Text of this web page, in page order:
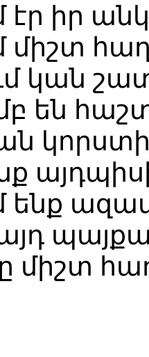
էր իր
միշտ
կան
են
ենք